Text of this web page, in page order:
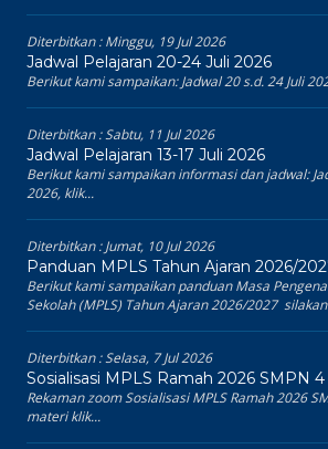
Diterbitkan :Minggu, 19 Jul 2026
Jadwal Pelajaran 20-24 Juli 2026
Berikut kami sampaikan: Jadwal 20 s.d. 24 Juli
Diterbitkan :Sabtu, 11 Jul 2026
Jadwal Pelajaran 13-17 Juli 2026
Berikut kami sampaikan informasi dan jadwal:
2026, klik...
Diterbitkan :Jumat, 10 Jul 2026
Panduan MPLS Tahun Ajaran 2026/
Berikut kami sampaikan panduan Masa
Sekolah (MPLS) Tahun Ajaran 2026/2027
Diterbitkan :Selasa, 7 Jul 2026
Sosialisasi MPLS Ramah 2026 SMPN
Rekaman zoom Sosialisasi MPLS Ramah 2026
materi klik...